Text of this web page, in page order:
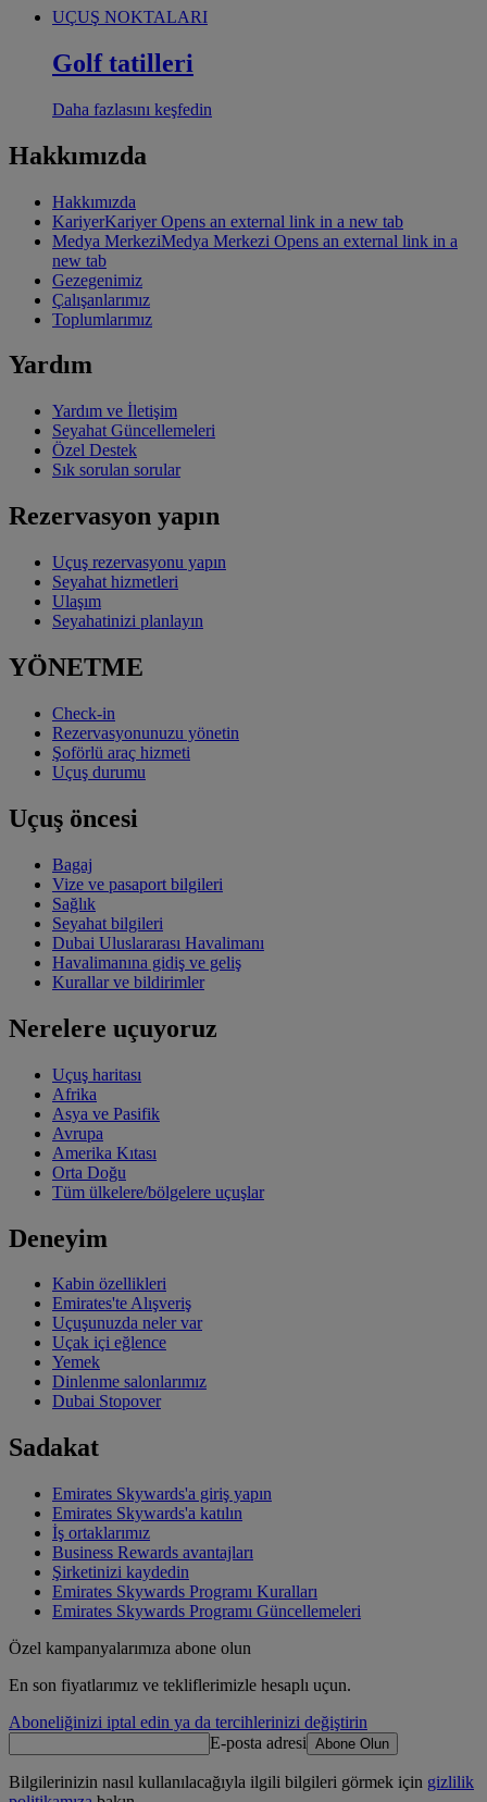
UÇUŞ NOKTALARI
Golf tatilleri
Daha fazlasını keşfedin
Hakkımızda
Hakkımızda
KariyerKariyer Opens an external link in a new tab
Medya MerkeziMedya Merkezi Opens an external link in a
new tab
Gezegenimiz
Çalışanlarımız
Toplumlarımız
Yardım
Yardım ve İletişim
Seyahat Güncellemeleri
Özel Destek
Sık sorulan sorular
Rezervasyon yapın
Uçuş rezervasyonu yapın
Seyahat hizmetleri
Ulaşım
Seyahatinizi planlayın
YÖNETME
Check-in
Rezervasyonunuzu yönetin
Şoförlü araç hizmeti
Uçuş durumu
Uçuş öncesi
Bagaj
Vize ve pasaport bilgileri
Sağlık
Seyahat bilgileri
Dubai Uluslararası Havalimanı
Havalimanına gidiş ve geliş
Kurallar ve bildirimler
Nerelere uçuyoruz
Uçuş haritası
Afrika
Asya ve Pasifik
Avrupa
Amerika Kıtası
Orta Doğu
Tüm ülkelere/bölgelere uçuşlar
Deneyim
Kabin özellikleri
Emirates'te Alışveriş
Uçuşunuzda neler var
Uçak içi eğlence
Yemek
Dinlenme salonlarımız
Dubai Stopover
Sadakat
Emirates Skywards'a giriş yapın
Emirates Skywards'a katılın
İş ortaklarımız
Business Rewards avantajları
Şirketinizi kaydedin
Emirates Skywards Programı Kuralları
Emirates Skywards Programı Güncellemeleri
Özel kampanyalarımıza abone olun
En son fiyatlarımız ve tekliflerimizle hesaplı uçun.
Aboneliğinizi iptal edin ya da tercihlerinizi değiştirin
E-posta adresi Abone Olun
Bilgilerinizin nasıl kullanılacağıyla ilgili bilgileri görmek için gizlilik